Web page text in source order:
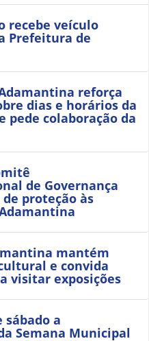
recebe veículo
Prefeitura de
reforça
dias e horários da
pede colaboração da
de Governança
proteção às
mantém
e convida
visitar exposições
a
Semana Municipal